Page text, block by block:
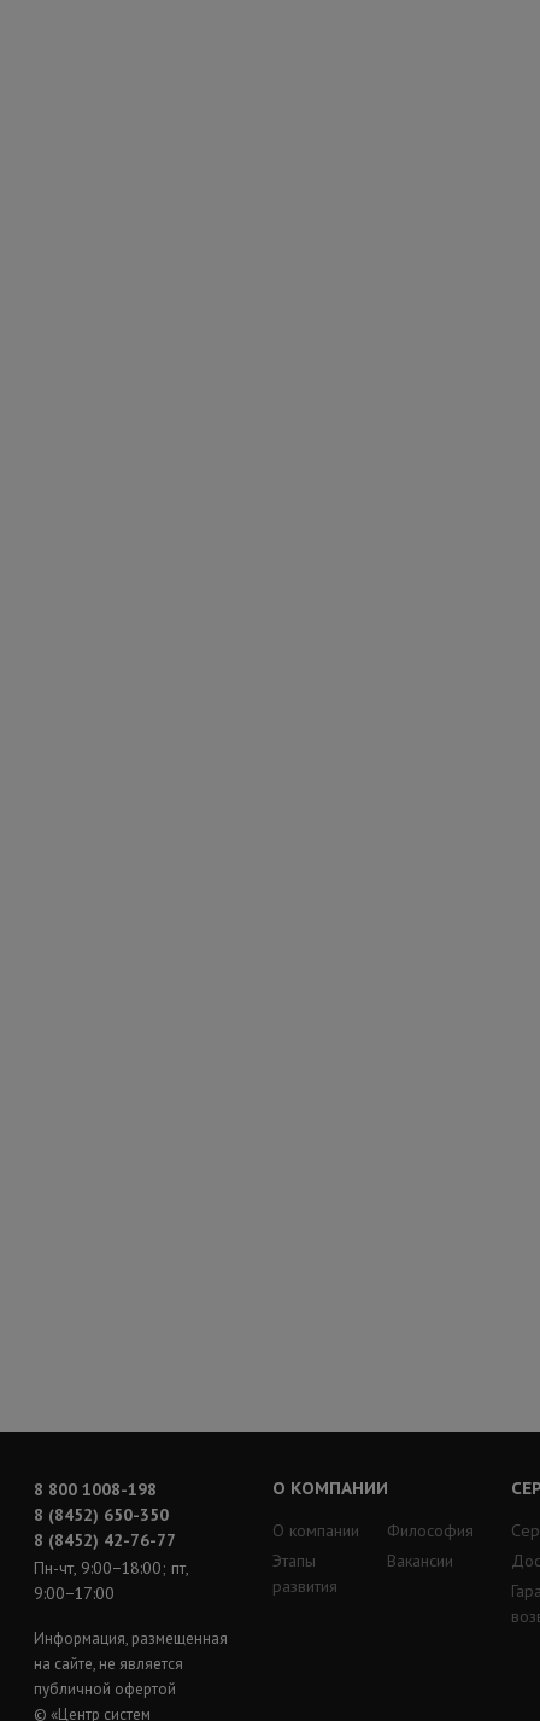
8 800 1008-198
8 (8452) 650-350
8 (8452) 42-76-77
Пн-чт, 9:00−18:00; пт,
9:00−17:00
Информация, размещенная
на сайте, не является
публичной офертой
© «Центр систем
О КОМПАНИИ
О компании
Этапы
развития
Философия
Вакансии